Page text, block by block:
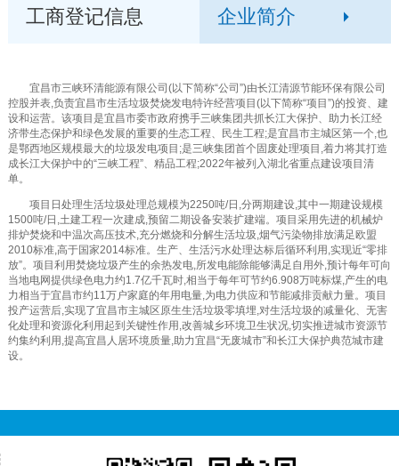
工商登记信息 企业简介
宜昌市三峡环清能源有限公司(以下简称“公司”)由长江清源节能环保有限公司
控股并表,负责宜昌市生活垃圾焚烧发电特许经营项目(以下简称“项目”)的投资、建
设和运营。该项目是宜昌市委市政府携手三峡集团共抓长江大保护、助力长江经
济带生态保护和绿色发展的重要的生态工程、民生工程;是宜昌市主城区第一个,也
是鄂西地区规模最大的垃圾发电项目;是三峡集团首个固废处理项目,着力将其打造
成长江大保护中的“三峡工程”、精品工程;2022年被列入湖北省重点建设项目清
单。
项目日处理生活垃圾处理总规模为2250吨/日,分两期建设,其中一期建设规模
1500吨/日,土建工程一次建成,预留二期设备安装扩建端。项目采用先进的机械炉
排炉焚烧和中温次高压技术,充分燃烧和分解生活垃圾,烟气污染物排放满足欧盟
2010标准,高于国家2014标准。生产、生活污水处理达标后循环利用,实现近“零排
放”。项目利用焚烧垃圾产生的余热发电,所发电能除能够满足自用外,预计每年可向
当地电网提供绿色电力约1.7亿千瓦时,相当于每年可节约6.908万吨标煤,产生的电
力相当于宜昌市约11万户家庭的年用电量,为电力供应和节能减排贡献力量。项目
投产运营后,实现了宜昌市主城区原生生活垃圾零填埋,对生活垃圾的减量化、无害
化处理和资源化利用起到关键性作用,改善城乡环境卫生状况,切实推进城市资源节
约集约利用,提高宜昌人居环境质量,助力宜昌“无废城市”和长江大保护典范城市建
设。